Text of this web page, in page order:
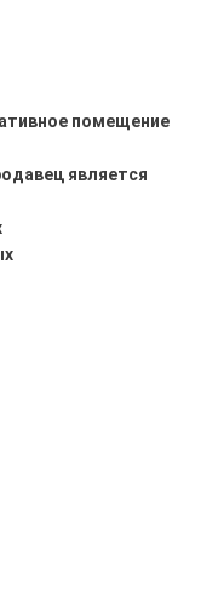
помещение
является